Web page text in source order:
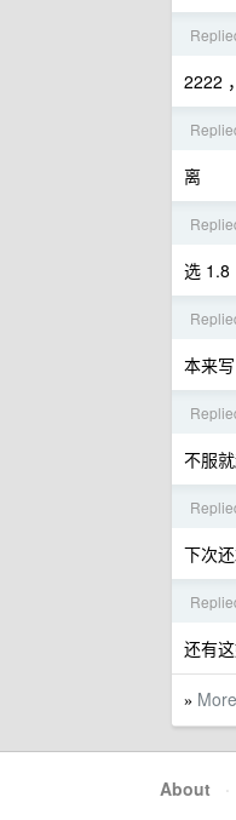
2222
离
选 1.8
本来
不服
下次
还有
»
About ·